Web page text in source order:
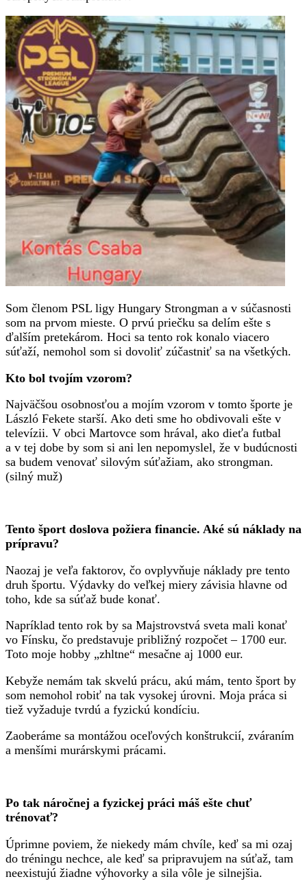
Som členom PSL ligy Hungary Strongman a v súčasnosti
som na prvom mieste. O prvú priečku sa delím ešte s
ďalším pretekárom. Hoci sa tento rok konalo viacero
súťaží, nemohol som si dovoliť zúčastniť sa na všetkých.
Kto bol tvojím vzorom?
Najväčšou osobnosťou a mojím vzorom v tomto športe je
László Fekete starší. Ako deti sme ho obdivovali ešte v
televízii. V obci Martovce som hrával, ako dieťa futbal
a v tej dobe by som si ani len nepomyslel, že v budúcnosti
sa budem venovať silovým súťažiam, ako strongman.
(silný muž)
Tento šport doslova požiera financie. Aké sú náklady na
prípravu?
Naozaj je veľa faktorov, čo ovplyvňuje náklady pre tento
druh športu. Výdavky do veľkej miery závisia hlavne od
toho, kde sa súťaž bude konať.
Napríklad tento rok by sa Majstrovstvá sveta mali konať
vo Fínsku, čo predstavuje približný rozpočet – 1700 eur.
Toto moje hobby „zhltne“ mesačne aj 1000 eur.
Kebyže nemám tak skvelú prácu, akú mám, tento šport by
som nemohol robiť na tak vysokej úrovni. Moja práca si
tiež vyžaduje tvrdú a fyzickú kondíciu.
Zaoberáme sa montážou oceľových konštrukcií, zváraním
a menšími murárskymi prácami.
Po tak náročnej a fyzickej práci máš ešte chuť
trénovať?
Úprimne poviem, že niekedy mám chvíle, keď sa mi ozaj
do tréningu nechce, ale keď sa pripravujem na súťaž, tam
neexistujú žiadne výhovorky a sila vôle je silnejšia.